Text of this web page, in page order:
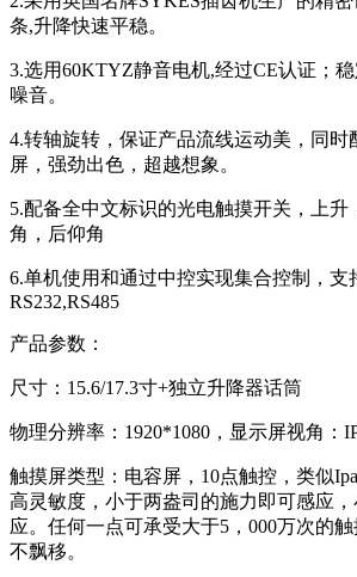
条,升降快速平稳。
3.选用60KTYZ静音电机,经过CE认证；
噪音。
4.转轴旋转，保证产品流线运动美，同时
屏，强劲出色，超越想象。
5.配备全中文标识的光电触摸开关，上升
角，后仰角
6.单机使用和通过中控实现集合控制，支
RS232,RS485
产品参数：
尺寸：15.6/17.3寸+独立升降器话筒
物理分辨率：1920*1080，显示屏视角：
触摸屏类型：电容屏，10点触控，类似
高灵敏度，小于两盎司的施力即可感应，
应。任何一点可承受大于5，000万次的
不飘移。